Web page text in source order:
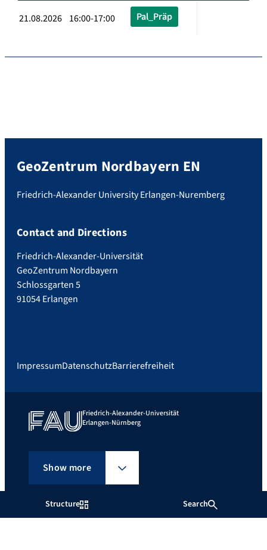
Structure Search
21.08.2026 16:00-17:00 Pal_Präp
GeoZentrum Nordbayern EN
Friedrich-Alexander University Erlangen-Nuremberg
Contact and Directions
Friedrich-Alexander-Universität
GeoZentrum Nordbayern
Schlossgarten 5
91054 Erlangen
ImpressumDatenschutzBarrierefreiheit
Friedrich-Alexander-Universität
Erlangen-Nürnberg
Show more